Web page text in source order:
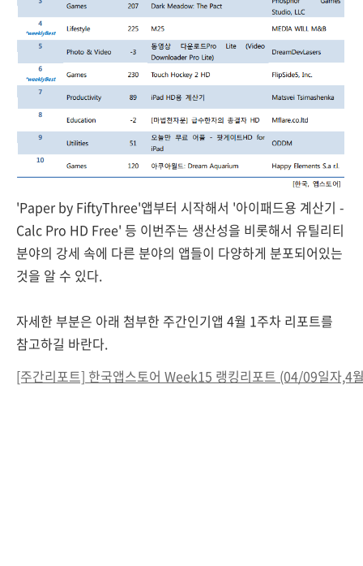
'Paper by FiftyThree'앱부터 시작해서 '아이패드용 계산기 -
Calc Pro HD Free' 등 이번주는 생산성을 비롯해서 유틸리티
분야의 강세 속에 다른 분야의 앱들이 다양하게 분포되어있는
것을 알 수 있다.
자세한 부분은 아래 첨부한 주간인기앱 4월 1주차 리포트를
참고하길 바란다.
[주간리포트] 한국앱스토어 Week15 랭킹리포트 (04/09일자,4